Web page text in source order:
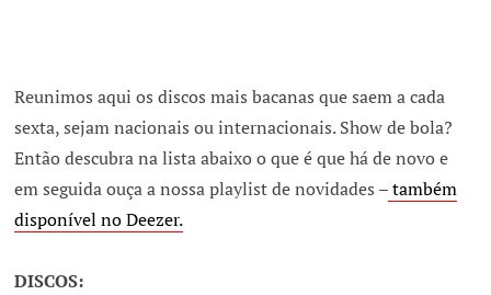
Reunimos aqui os discos mais bacanas que saem a cada
sexta, sejam nacionais ou internacionais. Show de bola?
Então descubra na lista abaixo o que é que há de novo e
em seguida ouça a nossa playlist de novidades –também
disponível no Deezer.
DISCOS: